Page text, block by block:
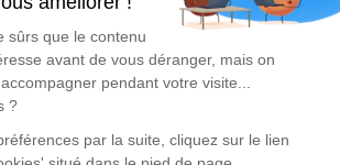
à honorer la mémoire de Marie
d’arbre hommage est